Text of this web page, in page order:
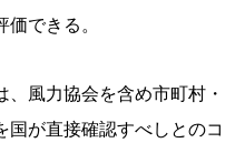
価できる。
風力協会を含め市町村・
国が直接確認すべしとのコ